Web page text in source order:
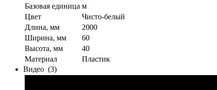
Базовая единица м
Цвет
Чисто-белый
Длина, мм
2000
Ширина, мм
60
Высота, мм
40
Материал
Пластик
Видео (3)